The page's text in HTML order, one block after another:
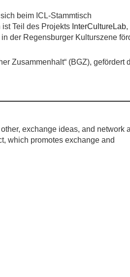
beim ICL-Stammtisch
Teil des Projekts InterCultureLab,
der Regensburger Kulturszene
Zusammenhalt“ (BGZ), gefördert
exchange ideas, and network
which promotes exchange and